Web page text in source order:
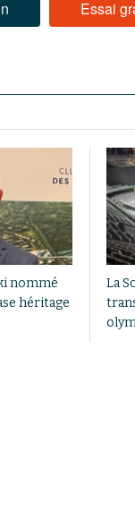
Essai
nommé
héritage
La